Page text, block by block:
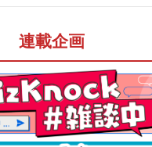
連載企画